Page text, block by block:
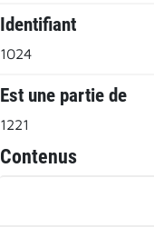
Identifiant
1024
Est une partie de
1221
Contenus